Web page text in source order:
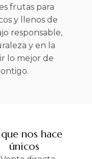
frutas para
y llenos de
responsable,
y en la
lo mejor de
nos hace
únicos